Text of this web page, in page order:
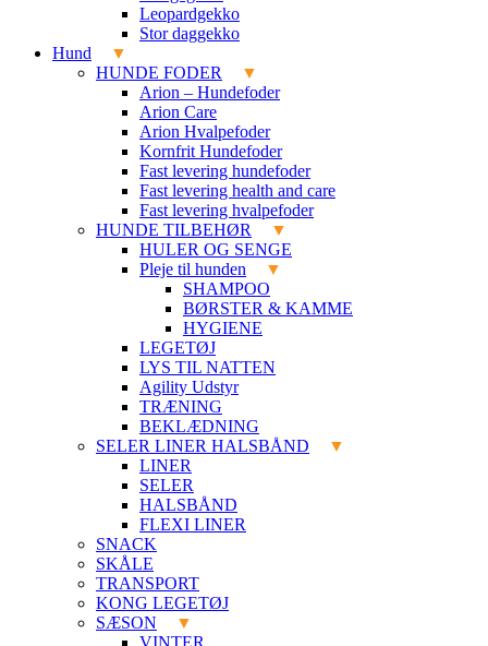
Leopardgekko
Stor daggekko
Hund
HUNDE FODER
Arion – Hundefoder
Arion Care
Arion Hvalpefoder
Kornfrit Hundefoder
Fast levering hundefoder
Fast levering health and care
Fast levering hvalpefoder
HUNDE TILBEHØR
HULER OG SENGE
Pleje til hunden
SHAMPOO
BØRSTER & KAMME
HYGIENE
LEGETØJ
LYS TIL NATTEN
Agility Udstyr
TRÆNING
BEKLÆDNING
SELER LINER HALSBÅND
LINER
SELER
HALSBÅND
FLEXI LINER
SNACK
SKÅLE
TRANSPORT
KONG LEGETØJ
SÆSON
VINTER